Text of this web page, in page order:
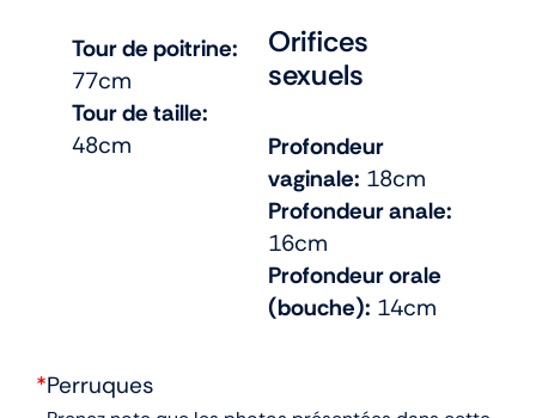
Tour de poitrine:
77cm
Tour de taille:
48cm
Orifices
sexuels
Profondeur
vaginale: 18cm
Profondeur anale:
16cm
Profondeur orale
(bouche): 14cm
*Perruques